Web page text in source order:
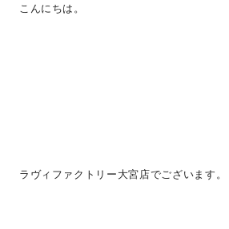
こんにちは。
ラヴィファクトリー大宮店でございます。